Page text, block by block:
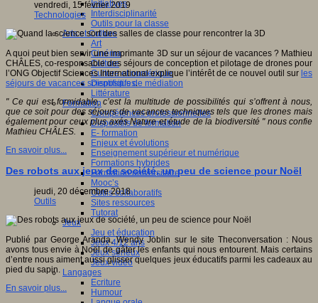
Initiatives
Interdisciplinarité
Outils pour la classe
Arts et Culture
Art
Cinéma
Culture
Culture et numérique
Dispositifs de médiation
Littérature
Formation
Compétences professionnelles
Dispositifs de formation
E- formation
Enjeux et évolutions
Enseignement supérieur et numérique
Formations hybrides
Formation universitaire
Mooc’s
Outils collaboratifs
Sites ressources
Tutorat
Jeux
Jeu et éducation
Jeux 4/12 ans
Jeux sérieux
Jeux vidéo
Langages
Ecriture
Humour
vendredi, 15 février 2019
Technologies
A quoi peut bien servir une imprimante 3D sur un séjour de vacances ? Mathieu
CHÂLES, co-responsable des séjours de conception et pilotage de drones pour
l’ONG Objectif Sciences International explique l’intérêt de ce nouvel outil sur les
séjours de vacances scientifiques.
" Ce qui est formidable, c’est la multitude de possibilités qui s’offrent à nous,
que ce soit pour des séjours de vacances techniques tels que les drones mais
également pour ceux plus axés Nature et étude de la biodiversité " nous confie
Mathieu CHÂLES.
En savoir plus...
Des robots aux jeux de société, un peu de science pour Noël
jeudi, 20 décembre 2018
Outils
Publié par George Aranda, Wendy Joblin sur le site Theconversation : Nous
avons tous envie à Noël de gâter les enfants qui nous entourent. Mais certains
d’entre nous aiment aussi glisser quelques jeux éducatifs parmi les cadeaux au
pied du sapin.
En savoir plus...